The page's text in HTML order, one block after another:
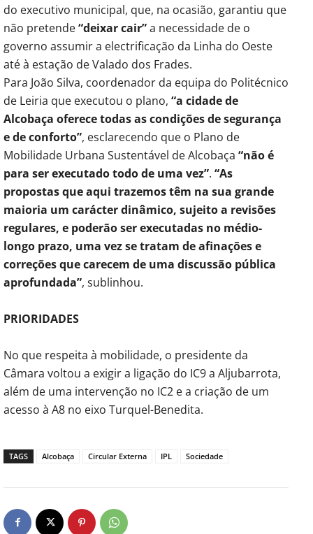
do executivo municipal, que, na ocasião, garantiu que
não pretende“deixar cair”a necessidade de o
governo assumir a electrificação da Linha do Oeste
até à estação de Valado dos Frades.
Para João Silva, coordenador da equipa do Politécnico
de Leiria que executou o plano, “a cidade de
Alcobaça oferece todas as condições de segurança
e de conforto”, esclarecendo que o Plano de
Mobilidade Urbana Sustentável de Alcobaça “não é
para ser executado todo de uma vez”. “As
propostas que aqui trazemos têm na sua grande
maioria um carácter dinâmico, sujeito a revisões
regulares, e poderão ser executadas no médio-
longo prazo, uma vez se tratam de afinações e
correções que carecem de uma discussão pública
aprofundada”, sublinhou.
PRIORIDADES
No que respeita à mobilidade, o presidente da
Câmara voltou a exigir a ligação do IC9 a Aljubarrota,
além de uma intervenção no IC2 e a criação de um
acesso à A8 no eixo Turquel-Benedita.
TAGS Alcobaça Circular Externa IPL Sociedade